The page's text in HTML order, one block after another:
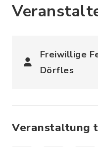
Freiwillige
Dörfles
Veranstaltung